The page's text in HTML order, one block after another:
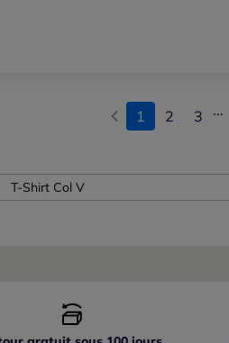
1 2 3 ...
T-Shirt Col V